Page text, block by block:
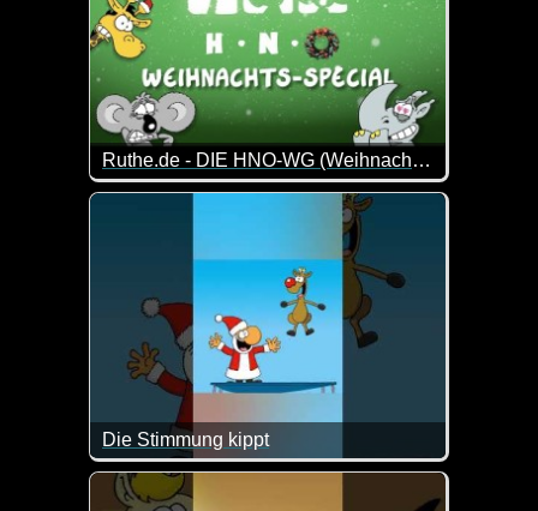
Ruthe.de - DIE HNO-WG (Weihnachtsspecial)
Dir Drei von der HNO-WG sind einfach immer
Die Stimmung kippt
Ich denke, da kann man den Weihnachtsmann